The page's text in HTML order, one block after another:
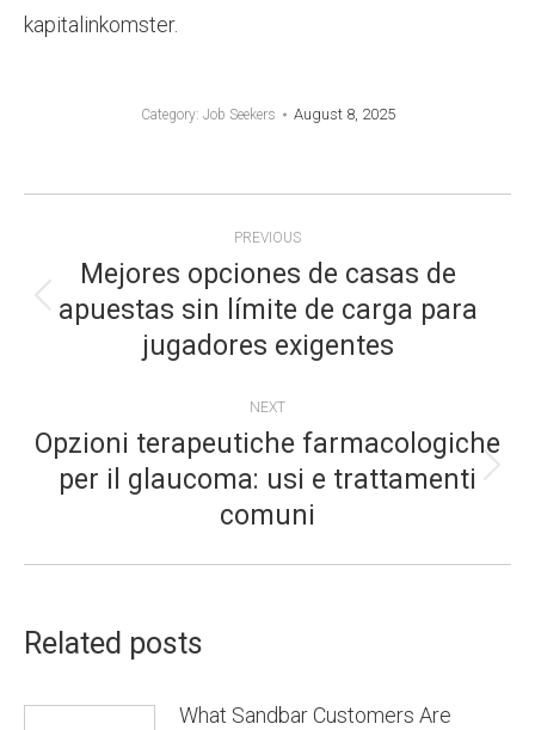
kapitalinkomster.
Category: Job Seekers August 8, 2025
NAVIGATION
PREVIOUS
Previous
post:
Mejores opciones de casas de
apuestas sin límite de carga para
jugadores exigentes
NEXT
Next
post:
Opzioni terapeutiche farmacologiche
per il glaucoma: usi e trattamenti
comuni
Related posts
What Sandbar Customers Are